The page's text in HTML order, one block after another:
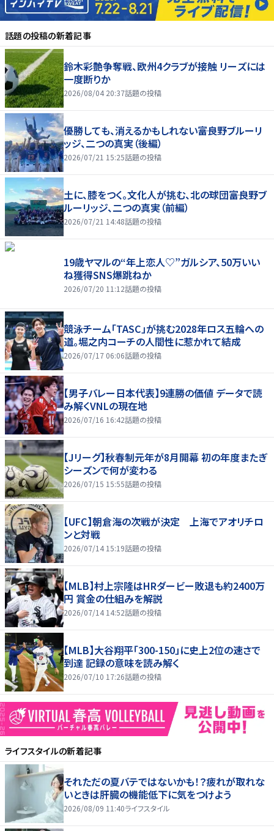
話題の投稿の新着記事
鈴木彩艶争奪戦、欧州4クラブが接触 リーズには
一度断りか
2026/08/04 20:37話題の投稿
優勝しても、消えるかもしれない――富良野ブルーリ
ッジ、二つの真実（後編）
2026/07/21 15:25話題の投稿
土に、膝をつく。文化人が挑む、北の球団――富良野ブ
ルーリッジ、二つの真実（前編）
2026/07/21 14:48話題の投稿
19歳ヤマルの“年上恋人♡”ガルシア、50万いい
ね獲得SNS爆跳ねか
2026/07/20 11:12話題の投稿
競泳チーム「TASC」が挑む2028年ロス五輪への
道。堀之内コーチの人間性に惹かれて結成
2026/07/17 06:06話題の投稿
【男子バレー日本代表】9連勝の価値 データで読
み解くVNLの現在地
2026/07/16 16:42話題の投稿
【Jリーグ】秋春制元年が8月開幕 初の年度またぎ
シーズンで何が変わる
2026/07/15 15:55話題の投稿
【UFC】朝倉海の次戦が決定 上海でアオリチロ
ンと対戦
2026/07/14 15:19話題の投稿
【MLB】村上宗隆はHRダービー敗退も約2400万
円 賞金の仕組みを解説
2026/07/14 14:52話題の投稿
【MLB】大谷翔平「300-150」に史上2位の速さで
到達 記録の意味を読み解く
2026/07/10 17:26話題の投稿
ライフスタイルの新着記事
それただの夏バテではないかも！？疲れが取れな
いときは肝臓の機能低下に気をつけよう
2026/08/09 11:40ライフスタイル